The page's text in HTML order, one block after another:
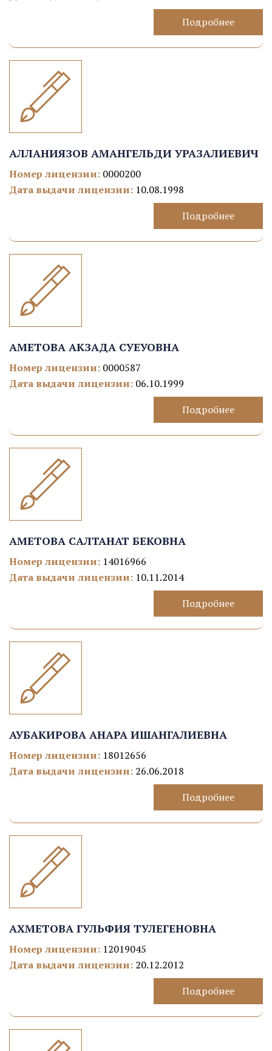
Подробнее
АЛЛАНИЯЗОВ АМАНГЕЛЬДИ УРАЗАЛИЕВИЧ
Номер лицензии: 0000200
Дата выдачи лицензии: 10.08.1998
Подробнее
АМЕТОВА АКЗАДА СУЕУОВНА
Номер лицензии: 0000587
Дата выдачи лицензии: 06.10.1999
Подробнее
АМЕТОВА САЛТАНАТ БЕКОВНА
Номер лицензии: 14016966
Дата выдачи лицензии: 10.11.2014
Подробнее
АУБАКИРОВА АНАРА ИШАНГАЛИЕВНА
Номер лицензии: 18012656
Дата выдачи лицензии: 26.06.2018
Подробнее
АХМЕТОВА ГУЛЬФИЯ ТУЛЕГЕНОВНА
Номер лицензии: 12019045
Дата выдачи лицензии: 20.12.2012
Подробнее